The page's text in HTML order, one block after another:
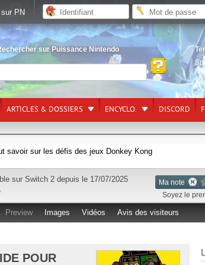
sur Puissance Nintendo
ARTICLES & DOSSIERS ENCYCLO. DISCORD
savoir sur les défis des jeux Donkey Kong
Ma note
Soyez le
sur Switch 2 depuis le 17/07/2025
Preview Images Vidéos Avis des visiteurs
POUR
PN